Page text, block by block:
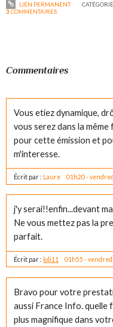
LIEN PERMANENT
3COMMENTAIRES
Commentaires
Vous etiez dynamique,
vous serez dans la
pour cette émission et
m'interesse.
Écrit par : Laure 01h20-
j'y serai!!enfin...devant
Ne vous mettez pas la
parfait.
Écrit par : loli11 01h55 -
Bravo pour votre
aussi France Info. quelle
plus magnifique dans